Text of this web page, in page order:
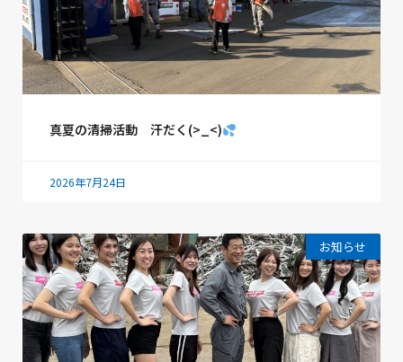
真夏の清掃活動 汗だく(>_<)
2026年7月24日
お知らせ